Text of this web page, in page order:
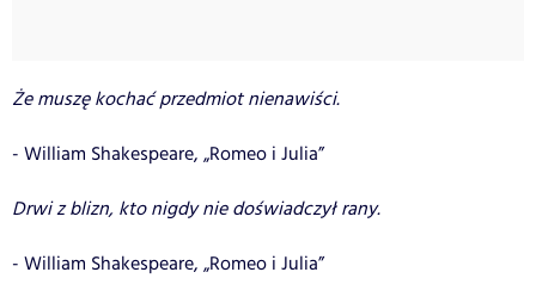
Że muszę kochać przedmiot nienawiści.
- William Shakespeare, „Romeo i Julia”
Drwi z blizn, kto nigdy nie doświadczył rany.
- William Shakespeare, „Romeo i Julia”